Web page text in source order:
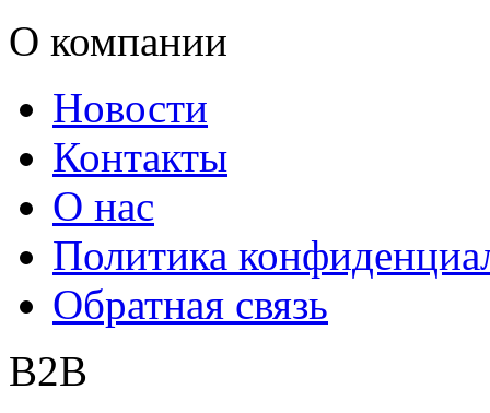
О компании
Новости
Контакты
О нас
Политика
Обратная связь
B2B